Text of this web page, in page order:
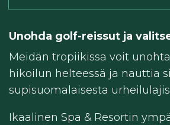
Unohda golf-reissut ja
Meidän tropiikissa voit
hikoilun helteessä ja nauttia
supisuomalaisesta
Ikaalinen Spa & Resortin